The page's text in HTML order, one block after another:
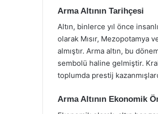
Arma Altının Tarihçesi
Altın, binlerce yıl önce
olarak Mısır,
almıştır. Arma altın, bu
sembolü haline gelmiştir.
toplumda prestij
Arma Altının Ekonomik